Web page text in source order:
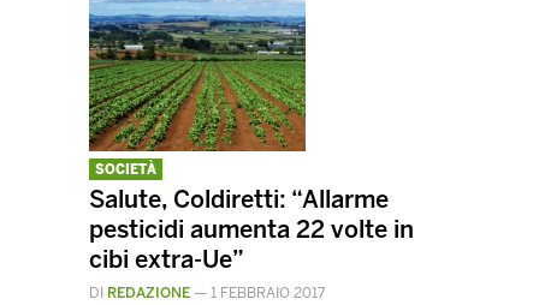
SOCIETÀ
Salute, Coldiretti: “Allarme
pesticidi aumenta 22 volte in
cibi extra-Ue”
DI REDAZIONE — 1 FEBBRAIO 2017